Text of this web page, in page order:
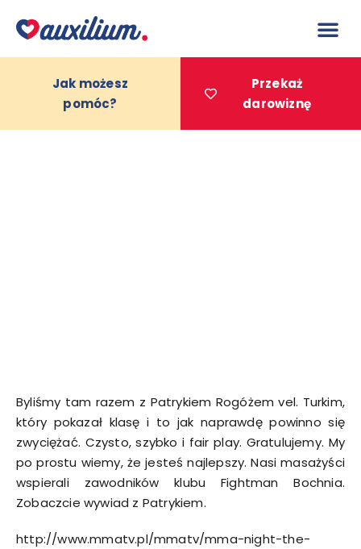
treści
Jak możesz
pomóc?
Przekaż
darowiznę
Byliśmy tam razem z Patrykiem Rogóżem vel. Turkim,
który pokazał klasę i to jak naprawdę powinno się
zwyciężać. Czysto, szybko i fair play. Gratulujemy. My
po prostu wiemy, że jesteś najlepszy. Nasi masażyści
wspierali zawodników klubu Fightman Bochnia.
Zobaczcie wywiad z Patrykiem.
http://www.mmatv.pl/mmatv/mma-night-the-